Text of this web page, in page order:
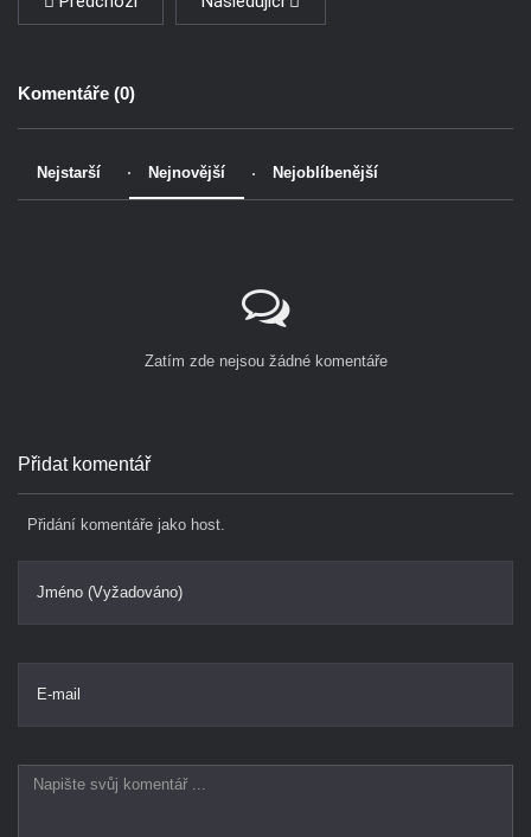
Komentáře (0)
Nejstarší Nejnovější Nejoblíbenější
Zatím zde nejsou žádné komentáře
Přidat komentář
Přidání komentáře jako host.
Jméno (Vyžadováno)
E-mail